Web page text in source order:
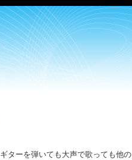
ターを弾いても大声で歌っても他の